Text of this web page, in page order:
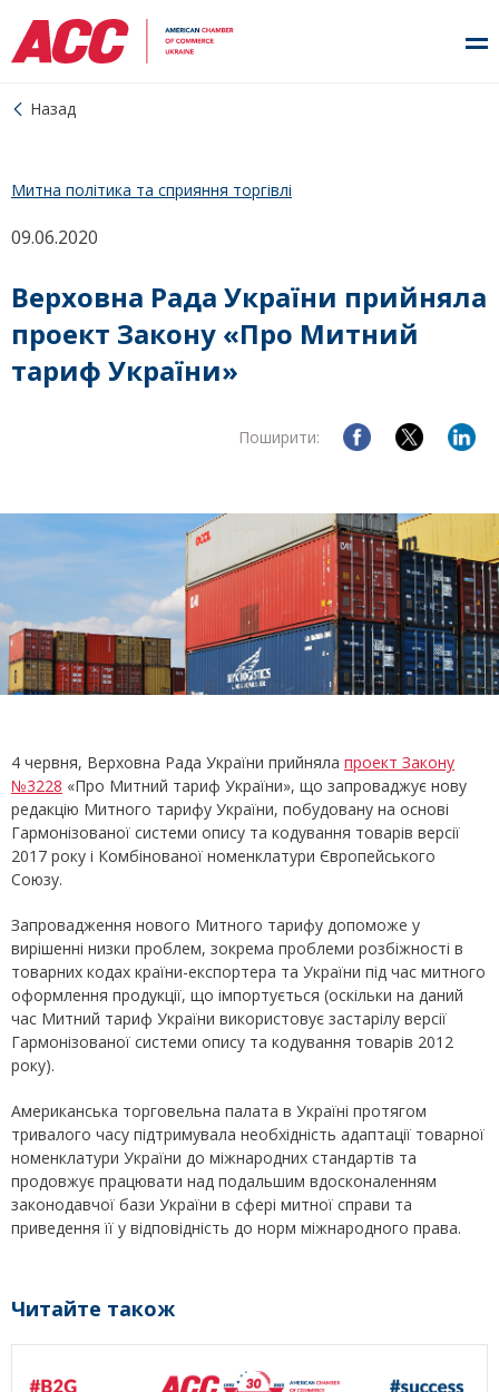
Назад
09.06.2020
Митна політика та сприяння торгівлі
Верховна Рада України прийняла
проект Закону «Про Митний
тариф України»
Поширити:
4 червня, Верховна Рада України прийняла проект Закону
№3228 «Про Митний тариф України», що запроваджує нову
редакцію Митного тарифу України, побудовану на основі
Гармонізованої системи опису та кодування товарів версії
2017 року і Комбінованої номенклатури Європейського
Союзу.
Запровадження нового Митного тарифу допоможе у
вирішенні низки проблем, зокрема проблеми розбіжності в
товарних кодах країни-експортера та України під час митного
оформлення продукції, що імпортується (оскільки на даний
час Митний тариф України використовує застарілу версії
Гармонізованої системи опису та кодування товарів 2012
року).
Американська торговельна палата в Україні протягом
тривалого часу підтримувала необхідність адаптації товарної
номенклатури України до міжнародних стандартів та
продовжує працювати над подальшим вдосконаленням
законодавчої бази України в сфері митної справи та
приведення її у відповідність до норм міжнародного права.
Читайте також